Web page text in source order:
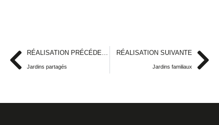
RÉALISATION PRÉCÉDENTE
Jardins partagés
RÉALISATION SUIVANTE
Jardins familiaux